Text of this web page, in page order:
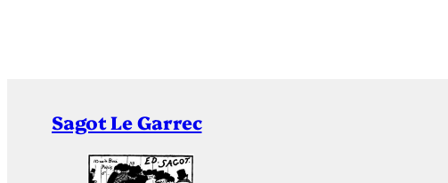
Sagot Le Garrec